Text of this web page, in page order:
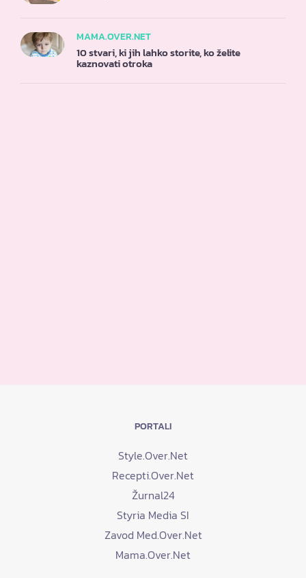
MAMA.OVER.NET
10 stvari, ki jih lahko storite, ko želite
kaznovati otroka
PORTALI
Style.Over.Net
Recepti.Over.Net
Žurnal24
Styria Media SI
Zavod Med.Over.Net
Mama.Over.Net